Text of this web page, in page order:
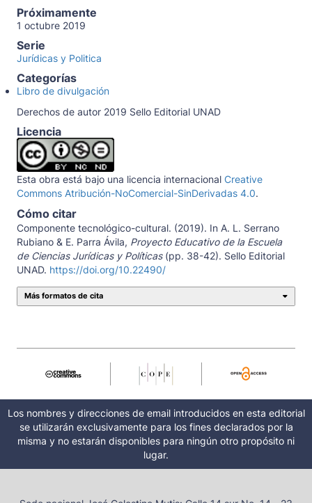
Próximamente
1 octubre 2019
Serie
Jurídicas y Politica
Categorías
Libro de divulgación
Derechos de autor 2019 Sello Editorial UNAD
Licencia
Esta obra está bajo una licencia internacional Creative
Commons Atribución-NoComercial-SinDerivadas 4.0.
Cómo citar
Componente tecnológico-cultural. (2019). In A. L. Serrano
Rubiano & E. Parra Ávila, Proyecto Educativo de la Escuela
de Ciencias Jurídicas y Políticas(pp. 38-42). Sello Editorial
UNAD. https://doi.org/10.22490/
Más formatos de cita
Los nombres y direcciones de email introducidos en esta editorial
se utilizarán exclusivamente para los fines declarados por la
misma y no estarán disponibles para ningún otro propósito ni
lugar.